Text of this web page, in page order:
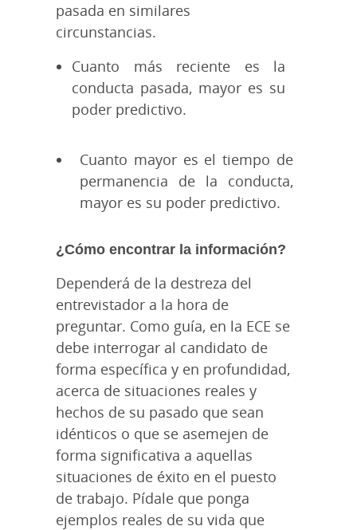
pasada en similares
circunstancias.
Cuanto más reciente es la
conducta pasada, mayor es su
poder predictivo.
Cuanto mayor es el tiempo de
permanencia de la conducta,
mayor es su poder predictivo.
¿Cómo encontrar la información?
Dependerá de la destreza del
entrevistador a la hora de
preguntar. Como guía, en la ECE se
debe interrogar al candidato de
forma específica y en profundidad,
acerca de situaciones reales y
hechos de su pasado que sean
idénticos o que se asemejen de
forma significativa a aquellas
situaciones de éxito en el puesto
de trabajo. Pídale que ponga
ejemplos reales de su vida que